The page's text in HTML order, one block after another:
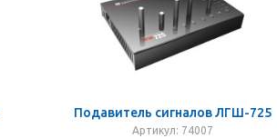
Подавитель сигналов ЛГШ-725
Артикул: 74007